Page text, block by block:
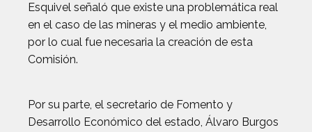
Esquivel señaló que existe una problemática real
en el caso de las mineras y el medio ambiente,
por lo cual fue necesaria la creación de esta
Comisión.
Por su parte, el secretario de Fomento y
Desarrollo Económico del estado, Álvaro Burgos